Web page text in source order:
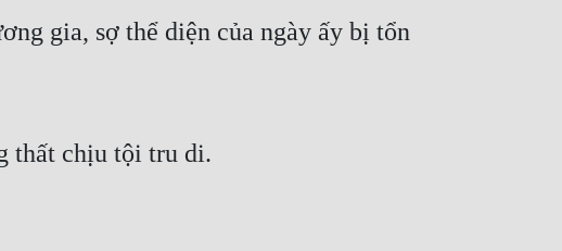
gia, sợ thể diện của ngày ấy bị tổn
thất chịu tội tru di.